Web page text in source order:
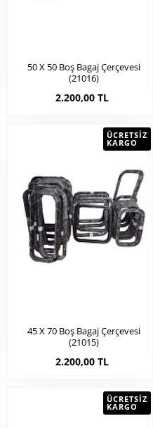
50 X 50 Boş Bagaj Çerçevesi
(21016)
2.200,00 TL
ÜCRETSIZ
KARGO
45 X 70 Boş Bagaj Çerçevesi
(21015)
2.200,00 TL
ÜCRETSIZ
KARGO